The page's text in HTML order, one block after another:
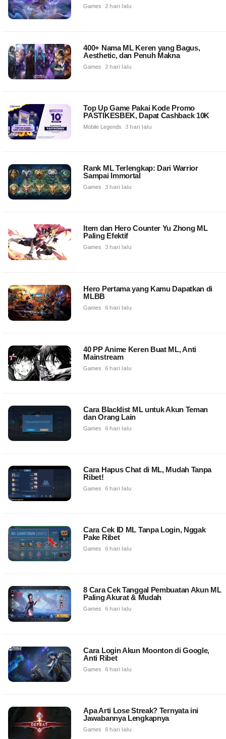
Games 2 hari lalu
400+ Nama ML Keren yang Bagus,
Aesthetic, dan Penuh Makna
Games 2 hari lalu
Top Up Game Pakai Kode Promo
PASTIKESBEK, Dapat Cashback 10K
Mobile Legends 3 hari lalu
Rank ML Terlengkap: Dari Warrior
Sampai Immortal
Games 3 hari lalu
Item dan Hero Counter Yu Zhong ML
Paling Efektif
Games 3 hari lalu
Hero Pertama yang Kamu Dapatkan di
MLBB
Games 6 hari lalu
40 PP Anime Keren Buat ML, Anti
Mainstream
Games 6 hari lalu
Cara Blacklist ML untuk Akun Teman
dan Orang Lain
Games 6 hari lalu
Cara Hapus Chat di ML, Mudah Tanpa
Ribet!
Games 6 hari lalu
Cara Cek ID ML Tanpa Login, Nggak
Pake Ribet
Games 6 hari lalu
8 Cara Cek Tanggal Pembuatan Akun ML
Paling Akurat & Mudah
Games 6 hari lalu
Cara Login Akun Moonton di Google,
Anti Ribet
Games 6 hari lalu
Apa Arti Lose Streak? Ternyata ini
Jawabannya Lengkapnya
Games 6 hari lalu